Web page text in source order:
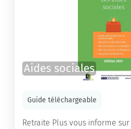
Aides sociales
Guide téléchargeable
Retraite Plus vous informe